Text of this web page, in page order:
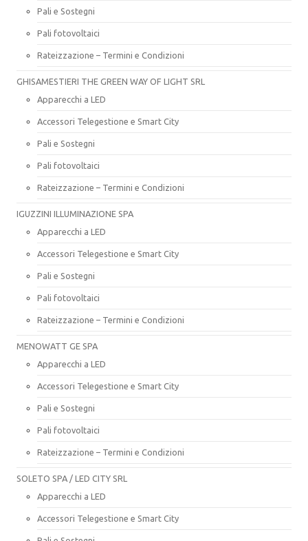
Pali e Sostegni
Pali fotovoltaici
Rateizzazione – Termini e Condizioni
GHISAMESTIERI THE GREEN WAY OF LIGHT SRL
Apparecchi a LED
Accessori Telegestione e Smart City
Pali e Sostegni
Pali fotovoltaici
Rateizzazione – Termini e Condizioni
IGUZZINI ILLUMINAZIONE SPA
Apparecchi a LED
Accessori Telegestione e Smart City
Pali e Sostegni
Pali fotovoltaici
Rateizzazione – Termini e Condizioni
MENOWATT GE SPA
Apparecchi a LED
Accessori Telegestione e Smart City
Pali e Sostegni
Pali fotovoltaici
Rateizzazione – Termini e Condizioni
SOLETO SPA / LED CITY SRL
Apparecchi a LED
Accessori Telegestione e Smart City